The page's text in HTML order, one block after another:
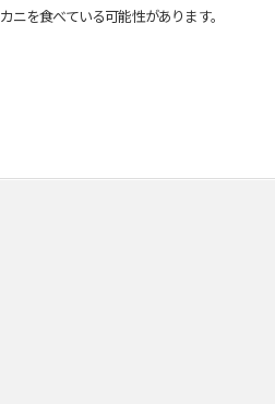
を食べている可能性があります。